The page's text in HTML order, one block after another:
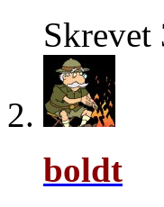
Skrevet
boldt